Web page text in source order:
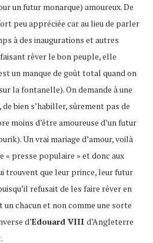
un futur monarque) amoureux. De
peu appréciée car au lieu de parler
à des inaugurations et autres
rêver le bon peuple, elle
un manque de goût total quand on
la fontanelle). On demande à une
bien s’habiller, sûrement pas de
moins d’être amoureuse d’un futur
Un vrai mariage d’amour, voilà
« presse populaire » et donc aux
trouvent que leur prince, leur futur
refusait de les faire rêver en
chacun et non comme une sorte
d’Edouard VIII d’Angleterre